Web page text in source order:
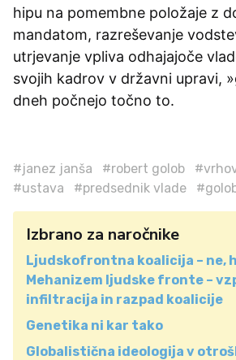
hipu na pomembne položaje z
mandatom, razreševanje
utrjevanje vpliva odhajajoče
svojih kadrov v državni upravi,
dneh počnejo točno to.
#janez janša #robert golob
#ustava
#predsednik vlade
Izbrano za naročnike
Ljudskofrontna koalicija – ne,
Mehanizem ljudske fronte –
infiltracija in razpad koalicije
Genetika ni kar tako
Globalistična ideologija v